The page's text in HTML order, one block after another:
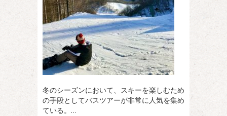
冬のシーズンにおいて、スキーを楽しむため
の手段としてバスツアーが非常に人気を集め
ている。…